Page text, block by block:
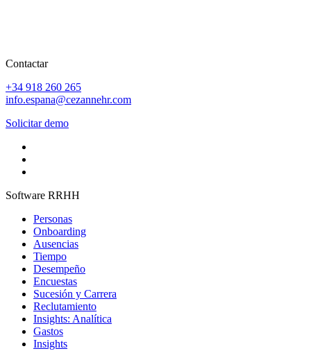
Contactar
+34 918 260 265
info.espana@cezannehr.com
Solicitar demo
Software RRHH
Personas
Onboarding
Ausencias
Tiempo
Desempeño
Encuestas
Sucesión y Carrera
Reclutamiento
Insights: Analítica
Gastos
Insights